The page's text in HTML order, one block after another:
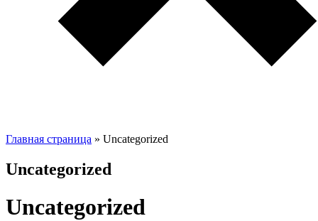
Главная страница » Uncategorized
Uncategorized
Uncategorized